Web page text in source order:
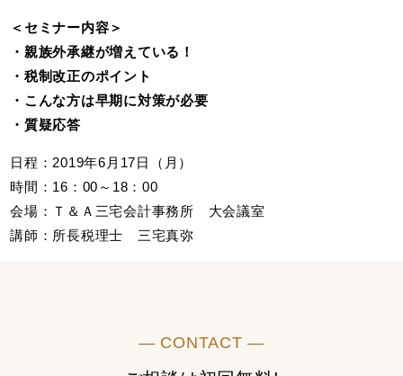
＜セミナー内容＞
・親族外承継が増えている！
・税制改正のポイント
・こんな方は早期に対策が必要
・質疑応答
日程：2019年6月17日（月）
時間：16：00～18：00
会場：Ｔ＆Ａ三宅会計事務所 大会議室
講師：所長税理士 三宅真弥
― CONTACT ―